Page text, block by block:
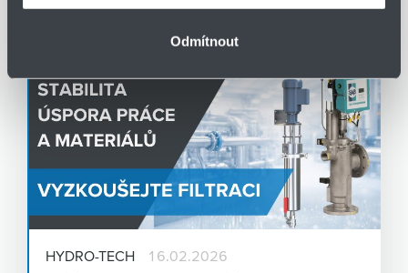
Odmítnout
HYDRO-TECH
16.02.2026